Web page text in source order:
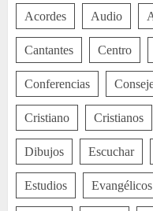
Acordes Audio
Cantantes Centro
Conferencias
Cristiano Cristianos
Dibujos Escuchar
Estudios Evangélicos